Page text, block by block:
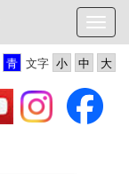
文字